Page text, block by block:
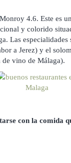
4.6. Este es
y colorido
Las especialidades
a Jerez) y el
de vino de Málaga).
con la comida